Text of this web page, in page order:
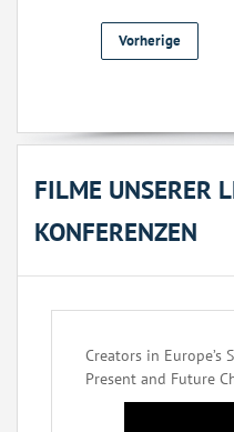
Vorherige
FILME UNSERER
KONFERENZEN
Creators in Europe’s
Present and Future